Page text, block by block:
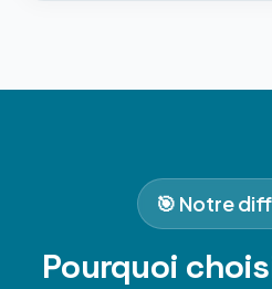
🎯 Notre
Pourquoi